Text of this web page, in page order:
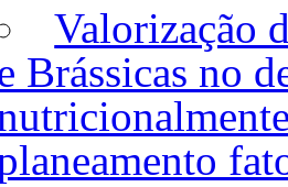
Valorização
Brássicas no